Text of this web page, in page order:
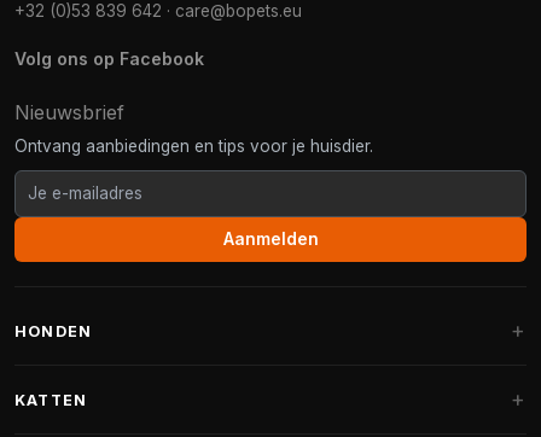
+32 (0)53 839 642 · care@bopets.eu
Volg ons op Facebook
Nieuwsbrief
Ontvang aanbiedingen en tips voor je huisdier.
Aanmelden
HONDEN
KATTEN